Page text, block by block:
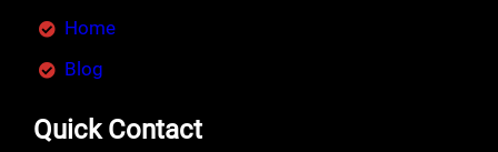
Home
Blog
Quick Contact